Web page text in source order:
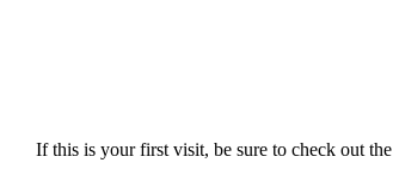
If this is your first visit, be sure to check out the